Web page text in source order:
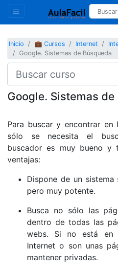
Inicio 💼 Cursos Internet
Google. Sistemas de Búsqueda
Google. Sistemas
Para buscar y encontrar en
sólo se necesita el
buscador es muy bueno y
ventajas:
Dispone de un sistema
pero muy potente.
Busca no sólo las
dentro de todas las
webs. Si no está en
Internet o son unas
mantener privadas.